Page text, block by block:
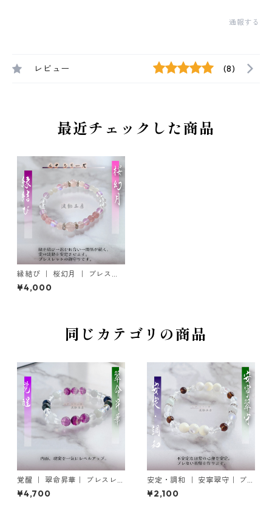
通報する
レビュー (8)
最近チェックした商品
縁結び ｜ 桜幻月 ｜ ブレスレ
ットの御守り
¥4,000
同じカテゴリの商品
覚醒 ｜ 翠命昇華｜ ブレスレッ
トの御守り
¥4,700
安定・調和 ｜ 安寧翠守｜ ブレ
スレットの御守り
¥2,100